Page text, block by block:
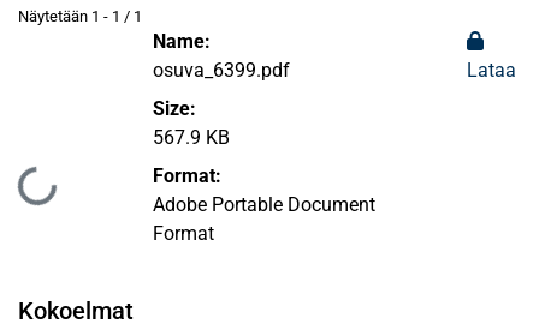
Näytetään 1 - 1 / 1
Ladataan...
Name:
osuva_6399.pdf
Size:
567.9 KB
Format:
Adobe Portable Document
Format
Lataa
Kokoelmat